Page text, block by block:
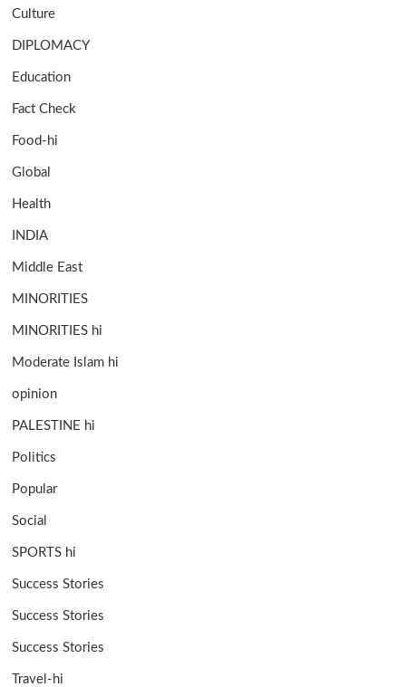
Culture
DIPLOMACY
Education
Fact Check
Food-hi
Global
Health
INDIA
Middle East
MINORITIES
MINORITIES hi
Moderate Islam hi
opinion
PALESTINE hi
Politics
Popular
Social
SPORTS hi
Success Stories
Success Stories
Success Stories
Travel-hi